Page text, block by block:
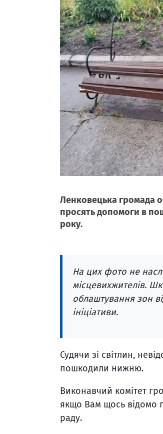
Ленковецька громада
просять допомоги в
року.
На цих фото не
місцевихжителів.
облаштування зон
ініціативи.
Судячи зі світлин,
пошкодили нижню.
Виконавчий комітет
якщо Вам щось відомо
раду.